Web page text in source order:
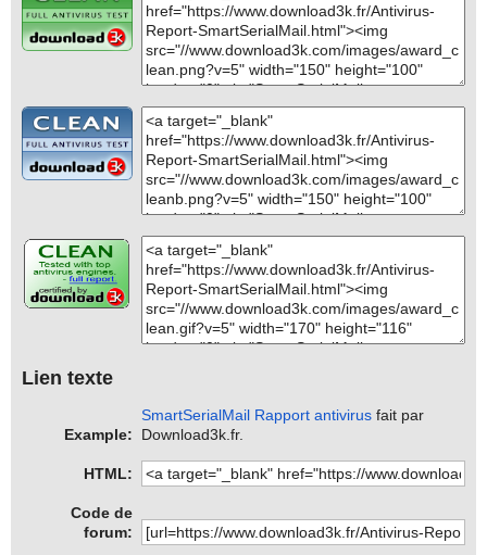
Lien texte
Example:
SmartSerialMail Rapport antivirus fait par
Download3k.fr.
HTML:
Code de
forum: